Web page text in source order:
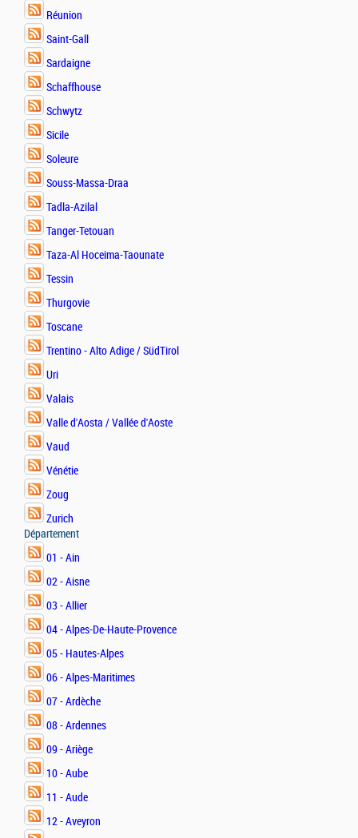
Réunion
Saint-Gall
Sardaigne
Schaffhouse
Schwytz
Sicile
Soleure
Souss-Massa-Draa
Tadla-Azilal
Tanger-Tetouan
Taza-Al Hoceima-Taounate
Tessin
Thurgovie
Toscane
Trentino - Alto Adige / SüdTirol
Uri
Valais
Valle d'Aosta / Vallée d'Aoste
Vaud
Vénétie
Zoug
Zurich
Département
01 - Ain
02 - Aisne
03 - Allier
04 - Alpes-De-Haute-Provence
05 - Hautes-Alpes
06 - Alpes-Maritimes
07 - Ardèche
08 - Ardennes
09 - Ariège
10 - Aube
11 - Aude
12 - Aveyron